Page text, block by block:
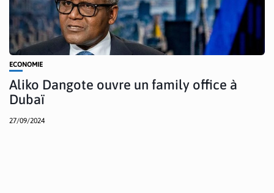
ECONOMIE
Aliko Dangote ouvre un family office à
Dubaï
27/09/2024